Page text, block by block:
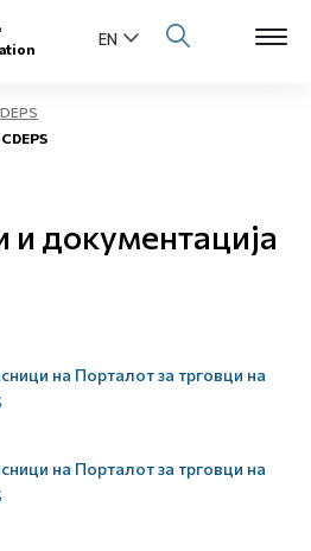
документација
на Порталот за трговци на
на Порталот за трговци на